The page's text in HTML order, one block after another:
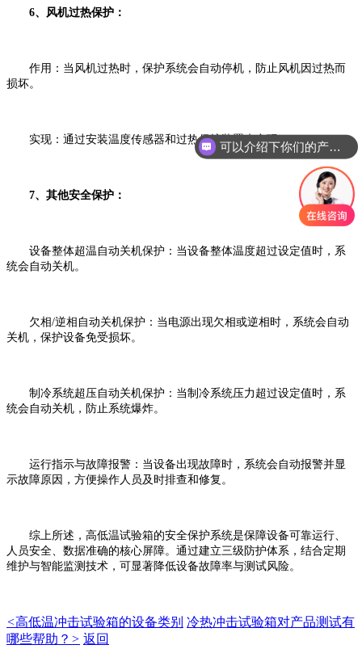
6、‌风机过热保护‌：
‌作用‌：当风机过热时，保护系统会自动停机，防止风机因过热而
损坏。
‌实现‌：通过安装温度传感器和过热保护装置来实现。
‌7、其他安全保护‌：
‌设备整体超温自动关机保护‌：当设备整体温度超过设定值时，系
统会自动关机。
‌欠相/逆相自动关机保护‌：当电源出现欠相或逆相时，系统会自动
关机，保护设备免受损坏。
‌制冷系统超压自动关机保护‌：当制冷系统压力超过设定值时，系
统会自动关机，防止系统爆炸。
‌运行指示与故障报警‌：当设备出现故障时，系统会自动报警并显
示故障原因，方便操作人员及时排查和修复。
综上所述，高低温试验箱的安全保护系统是保障设备可靠运行、
人员安全、数据准确的核心屏障。通过建立三级防护体系，结合定期
维护与智能监测技术，可显著降低设备故障率与测试风险。
<高低温冲击试验箱的设备类别 冷热冲击试验箱对产品测试有
哪些帮助？ > 返回
可以介绍下你们的产品么